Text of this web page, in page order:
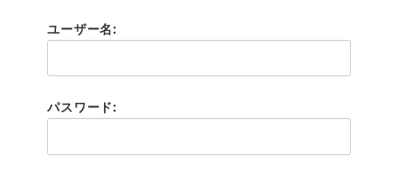
ユーザー名:
パスワード: